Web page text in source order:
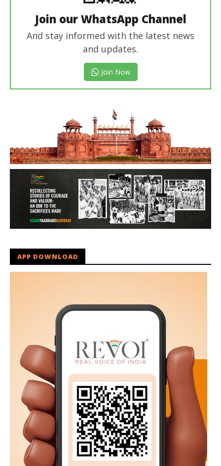
Join our WhatsApp Channel
And stay informed with the latest news
and updates.
Join Now
APP DOWNLOAD